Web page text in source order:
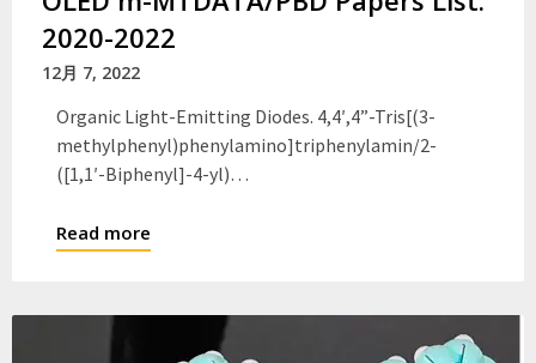
2020-2022
12月 7, 2022
Organic Light-Emitting Diodes. 4,4′,4”-Tris[(3-
methylphenyl)phenylamino]triphenylamin/2-
([1,1′-Biphenyl]-4-yl)…
Read more